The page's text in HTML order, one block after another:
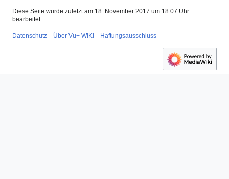
Diese Seite wurde zuletzt am 18. November 2017 um 18:07 Uhr
bearbeitet.
Datenschutz Über Vu+ WIKI Haftungsausschluss